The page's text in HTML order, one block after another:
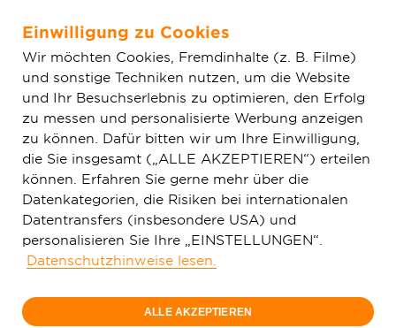
Zum Hauptinhalt springen
Glasfaser & Ausbau Ausbaugebiete
Dornburg
150 Mbit/s
29,99
€/Monat
Nur bis 15.09.
Jetzt bestellen
Einwilligung zu Cookies
Wir möchten Cookies, Fremdinhalte (z. B. Filme)
und sonstige Techniken nutzen, um die Website
und Ihr Besuchserlebnis zu optimieren, den Erfolg
zu messen und personalisierte Werbung anzeigen
zu können. Dafür bitten wir um Ihre Einwilligung,
die Sie insgesamt („ALLE AKZEPTIEREN“) erteilen
können. Erfahren Sie gerne mehr über die
Datenkategorien, die Risiken bei internationalen
Datentransfers (insbesondere USA) und
personalisieren Sie Ihre „EINSTELLUNGEN“.
Datenschutzhinweise lesen.
ALLE AKZEPTIEREN